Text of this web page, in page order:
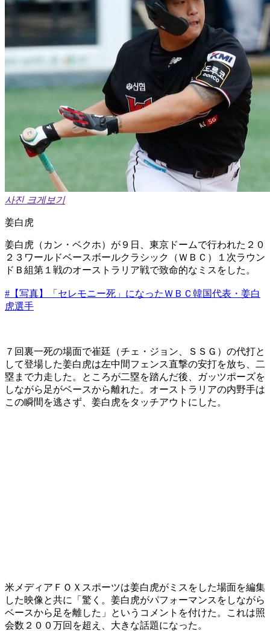
사진 크게보기
姜白虎
姜白虎（カン・ベクホ）が９日、東京ドームで行われた２０
２３ワールドベースボールクラシック（ＷＢＣ）１次ラウン
ドＢ組第１戦のオーストラリア戦で致命的なミスをした。
#【写真】「セレモニー死」になったＷＢＣ韓国代表・姜白
虎選手
７回裏一死の場面で崔廷（チェ・ジョン、ＳＳＧ）の代打と
して登場した姜白虎は左中間フェンス直撃の安打を放ち、二
塁まで力走した。ところが二塁を踏んだ後、ガッツポーズを
しながら足がベースから離れた。オーストラリアの内野手は
この瞬間を逃さず、姜白虎をタッチアウトにした。
米メディアＦＯＸスポーツは姜白虎がミスをした場面を編集
した映像と共に「驚く。姜白虎がパフォーマンスをしながら
ベースから足を離した」というコメントを付けた。これは照
会数２００万回を超え、大きな話題になった。